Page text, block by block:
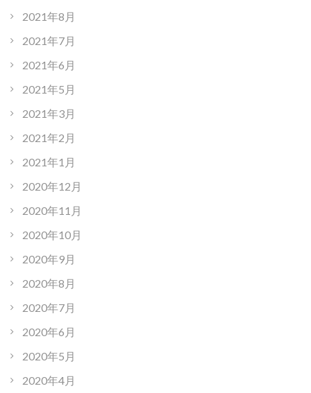
2021年8月
2021年7月
2021年6月
2021年5月
2021年3月
2021年2月
2021年1月
2020年12月
2020年11月
2020年10月
2020年9月
2020年8月
2020年7月
2020年6月
2020年5月
2020年4月